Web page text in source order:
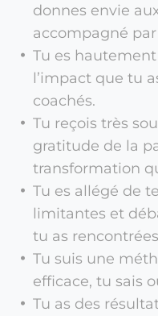
donnes envie
accompagné
Tu es
l’impact que tu
coachés.
Tu reçois très
gratitude de la
transformation
Tu es allégé de
limitantes et
tu as rencontrées
Tu suis une
efficace, tu sais
Tu as des